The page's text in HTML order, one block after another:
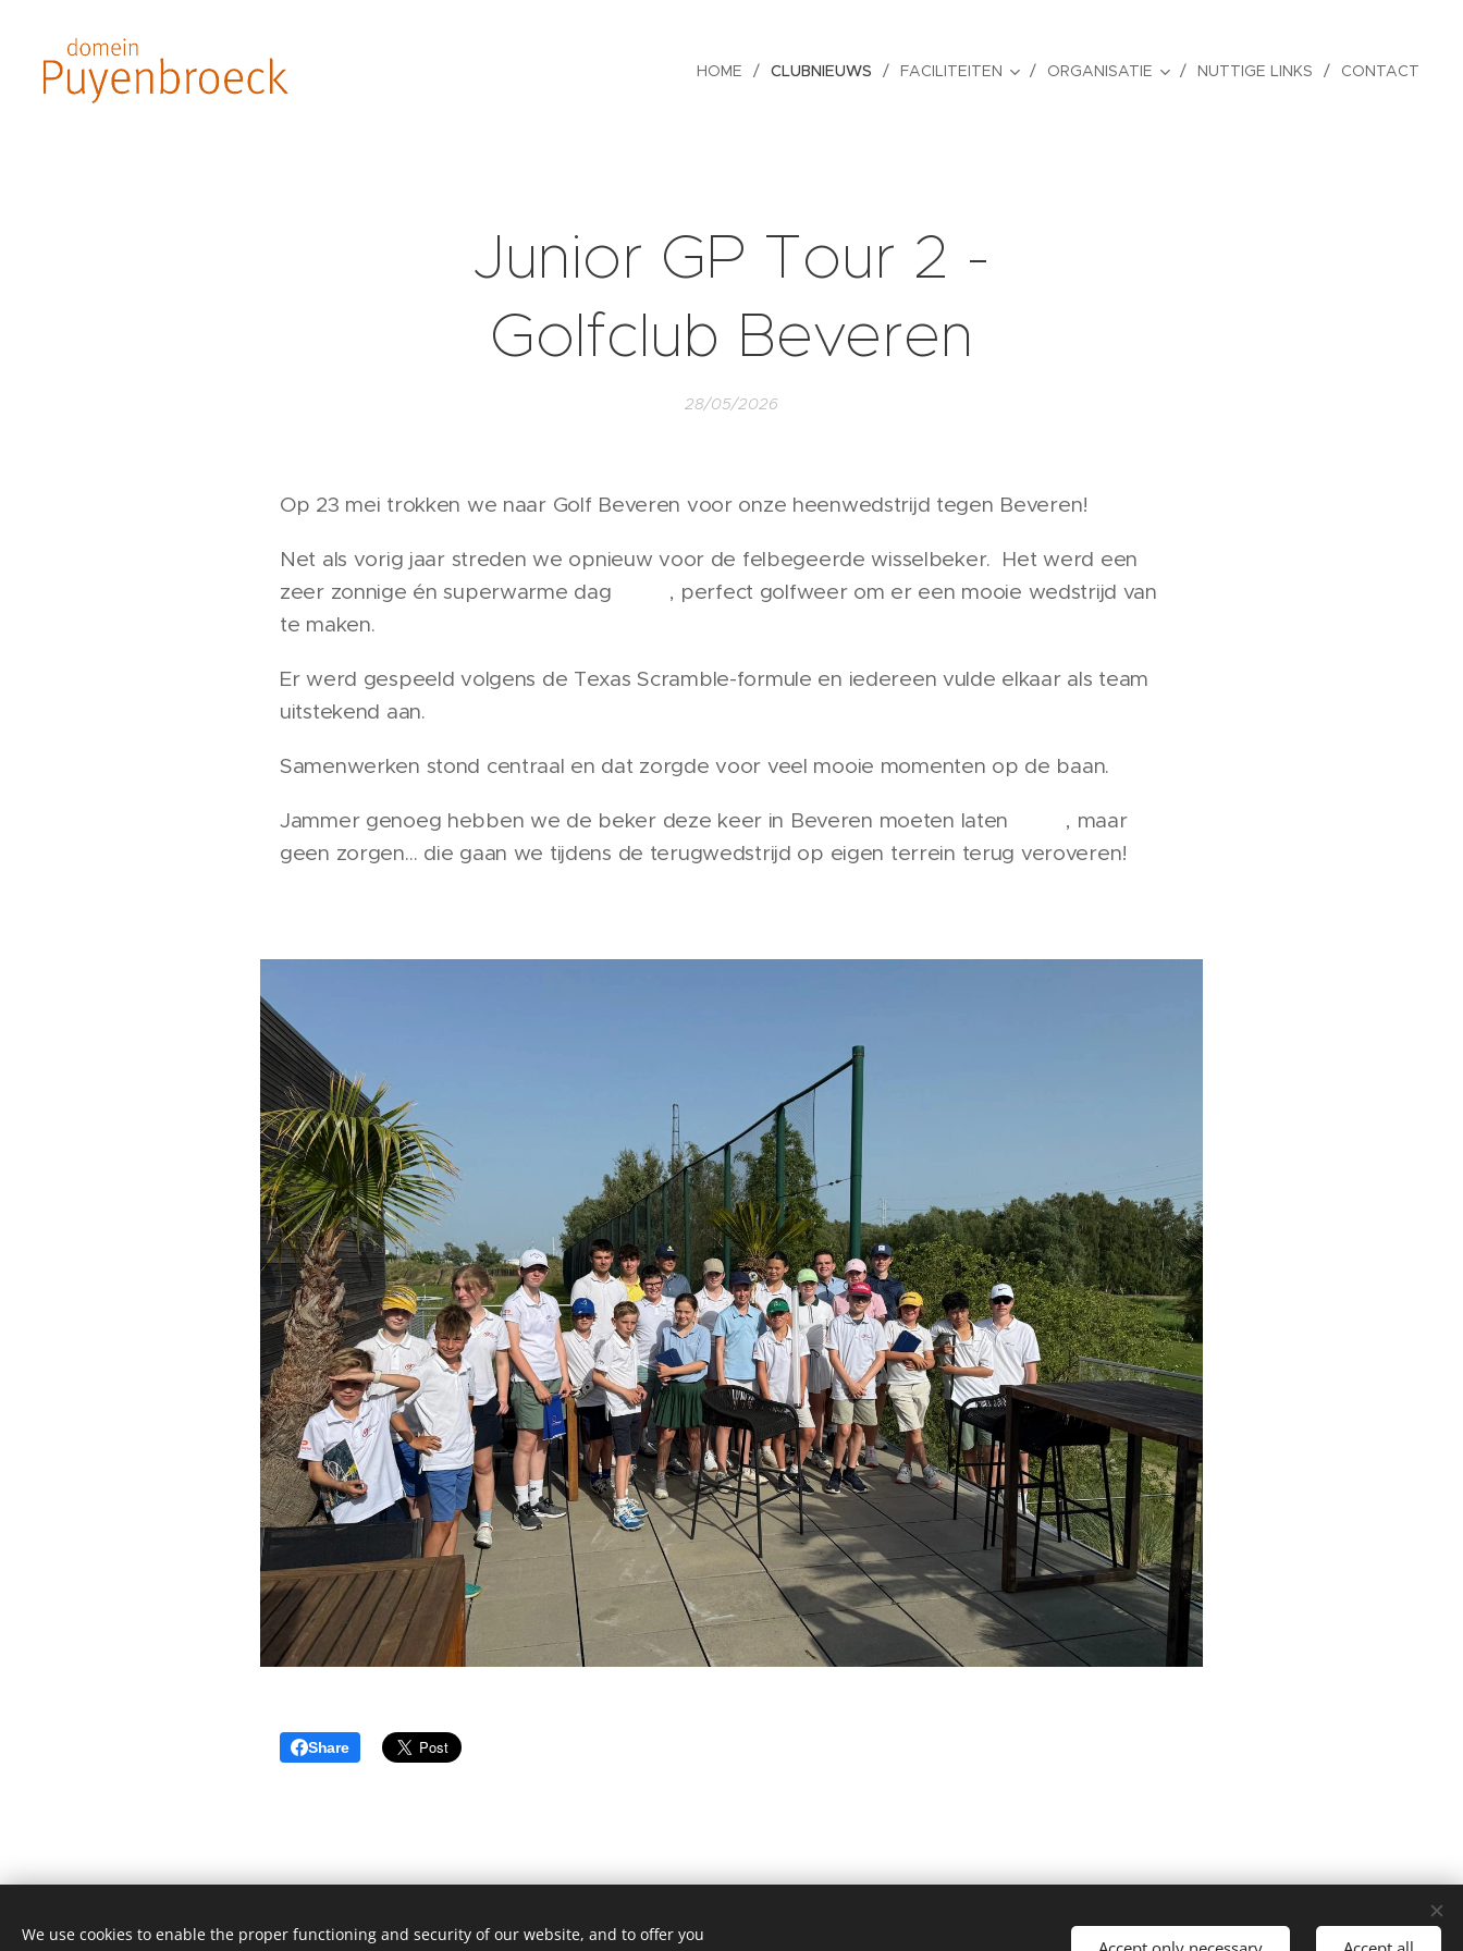
HOME CLUBNIEUWS FACILITEITEN ORGANISATIE NUTTIGE LINKS CONTACT
Junior GP Tour 2 -
Golfclub Beveren
28/05/2026
Op 23 mei trokken we naar Golf Beveren voor onze heenwedstrijd tegen Beveren! ⛳️🏆
Net als vorig jaar streden we opnieuw voor de felbegeerde wisselbeker. Het werd een
zeer zonnige én superwarme dag ☀️🥵, perfect golfweer om er een mooie wedstrijd van
te maken.
Er werd gespeeld volgens de Texas Scramble-formule en iedereen vulde elkaar als team
uitstekend aan. 🤝🏌️‍♂️🏌️‍♀️
Samenwerken stond centraal en dat zorgde voor veel mooie momenten op de baan.
Jammer genoeg hebben we de beker deze keer in Beveren moeten laten 😔🏆, maar
geen zorgen… die gaan we tijdens de terugwedstrijd op eigen terrein terug veroveren! 💪
Share
Golf Puyenbroeck | 2022
We use cookies to enable the proper functioning and security of our website, and to offer you